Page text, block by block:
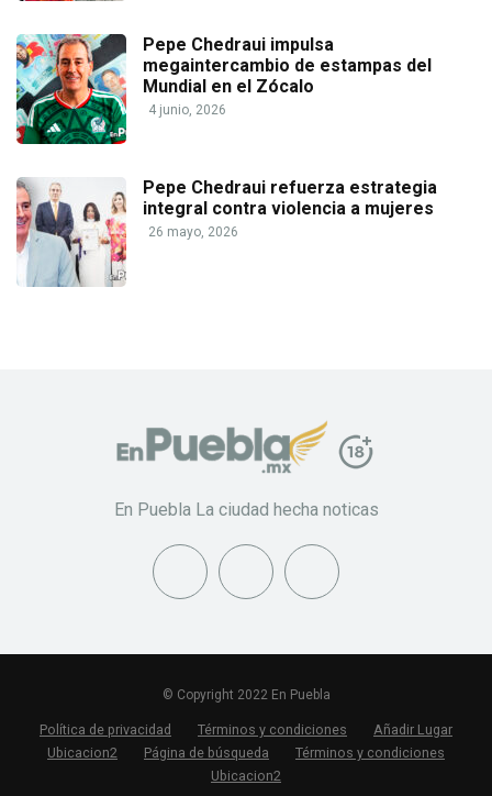
Pepe Chedraui impulsa
megaintercambio de estampas del
Mundial en el Zócalo
4 junio, 2026
Pepe Chedraui refuerza estrategia
integral contra violencia a mujeres
26 mayo, 2026
En Puebla La ciudad hecha noticas
© Copyright 2022 En Puebla
Política de privacidad Términos y condiciones
Añadir Lugar
Ubicacion2
Página de búsqueda
Términos y condiciones
Ubicacion2